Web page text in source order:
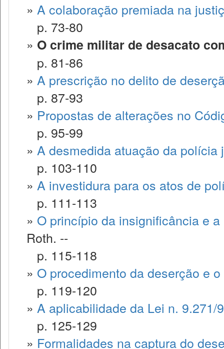
» A colaboração premiada na
p. 73-80
» O crime militar de desacato
p. 81-86
» A prescrição no delito de
p. 87-93
» Propostas de alterações no
p. 95-99
» A desmedida atuação da polícia
p. 103-110
» A investidura para os atos de
p. 111-113
» O princípio da insignificância e
Roth. --
p. 115-118
» O procedimento da deserção e
p. 119-120
» A aplicabilidade da Lei n. 9.271/
p. 125-129
» Formalidades na captura do